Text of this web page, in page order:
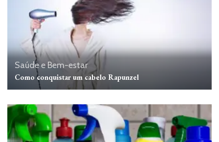
Saúde e Bem-estar
Como conquistar um cabelo Rapunzel